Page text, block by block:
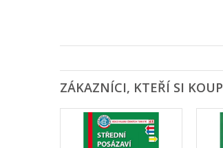
ZÁKAZNÍCI, KTEŘÍ SI